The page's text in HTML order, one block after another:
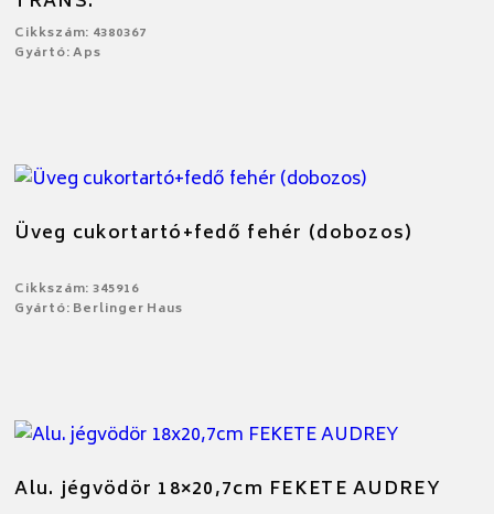
Cikkszám: 4380367
Gyártó: Aps
Üveg cukortartó+fedő fehér (dobozos)
Cikkszám: 345916
Gyártó: Berlinger Haus
Alu. jégvödör 18×20,7cm FEKETE AUDREY